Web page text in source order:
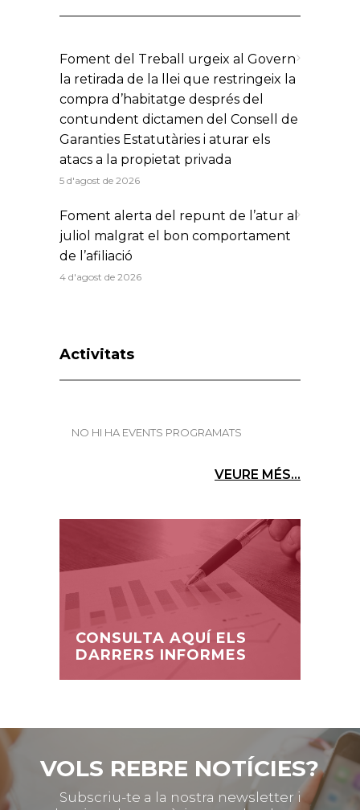
Foment del Treball urgeix al Govern
la retirada de la llei que restringeix la
compra d’habitatge després del
contundent dictamen del Consell de
Garanties Estatutàries i aturar els
atacs a la propietat privada
5 d'agost de 2026
Foment alerta del repunt de l’atur al
juliol malgrat el bon comportament
de l’afiliació
4 d'agost de 2026
Activitats
NO HI HA EVENTS PROGRAMATS
VEURE MÉS...
CONSULTA AQUÍ ELS
DARRERS INFORMES
VOLS REBRE NOTÍCIES?
Subscriu-te a la nostra newsletter i